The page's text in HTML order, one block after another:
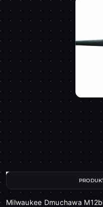
Milwaukee Dmuchawa